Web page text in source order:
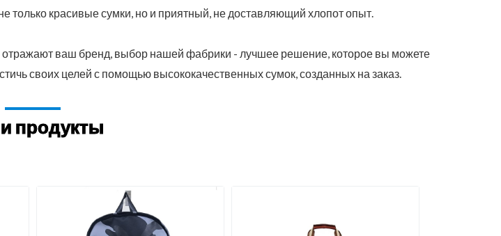
красивые сумки, но и приятный, не доставляющий хлопот опыт.
ваш бренд, выбор нашей фабрики - лучшее решение, которое вы можете
своих целей с помощью высококачественных сумок, созданных на заказ.
продукты